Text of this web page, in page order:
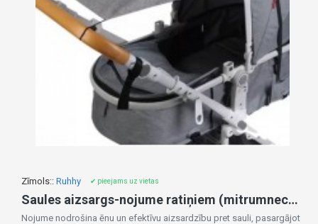
Zīmols:: Ruhhy ✔ pieejams uz vietas
Saules aizsargs-nojume ratiņiem (mitrumnecaurlaidīgs) 23975
Nojume nodrošina ēnu un efektīvu aizsardzību pret sauli, pasargājot